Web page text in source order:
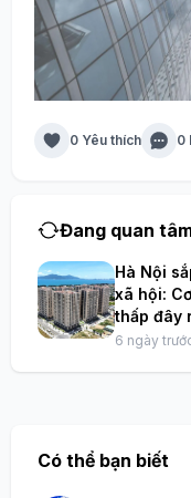
0 Yêu thích 0
Đang quan
Hà Nội
xã hội:
thấp đây
6 ngày
Có thể bạn biết